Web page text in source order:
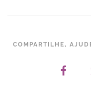
COMPARTILHE,